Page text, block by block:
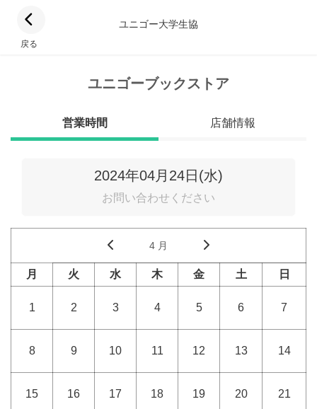
戻る
ユニゴー大学生協
ユニゴーブックストア
営業時間 店舗情報
2024年04月24日(水)
お問い合わせください
4 月
月 火 水 木 金 土 日
1 2 3 4 5 6 7
8 9 10 11 12 13 14
15 16 17 18 19 20 21